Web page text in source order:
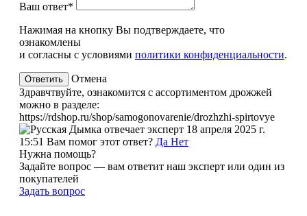
Ваш ответ*
Нажимая на кнопку Вы подтверждаете, что
ознакомлены
и согласны с условиями политики конфиденциальности.
Отмена
Здравчтвуйте, ознакомится с ассортиментом дрожжей
можно в разделе:
https://rdshop.ru/shop/samogonovarenie/drozhzhi-spirtovye
эксперт 18 апреля 2025 г.
15:51 Вам помог этот ответ? Да Нет
Нужна помощь?
Задайте вопрос — вам ответит наш эксперт или один из
покупателей
Задать вопрос